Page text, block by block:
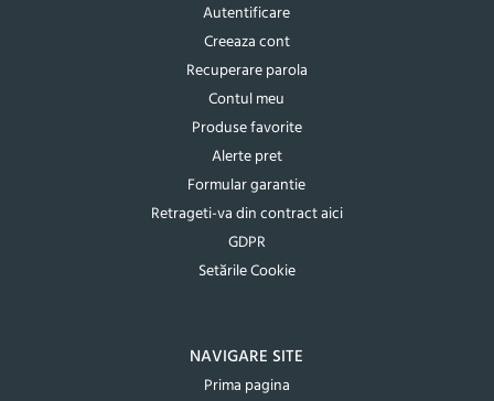
Autentificare
Creeaza cont
Recuperare parola
Contul meu
Produse favorite
Alerte pret
Formular garantie
Retrageti-va din contract aici
GDPR
Setările Cookie
NAVIGARE SITE
Prima pagina